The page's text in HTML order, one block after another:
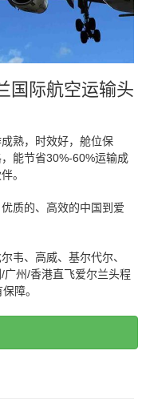
国际航空运输头
熟，时效好，舱位保
能节省30%-60%运输成
。
质的、高效的中国到爱
韦、高威、基尔代尔、
州/香港直飞爱尔兰头程
障。